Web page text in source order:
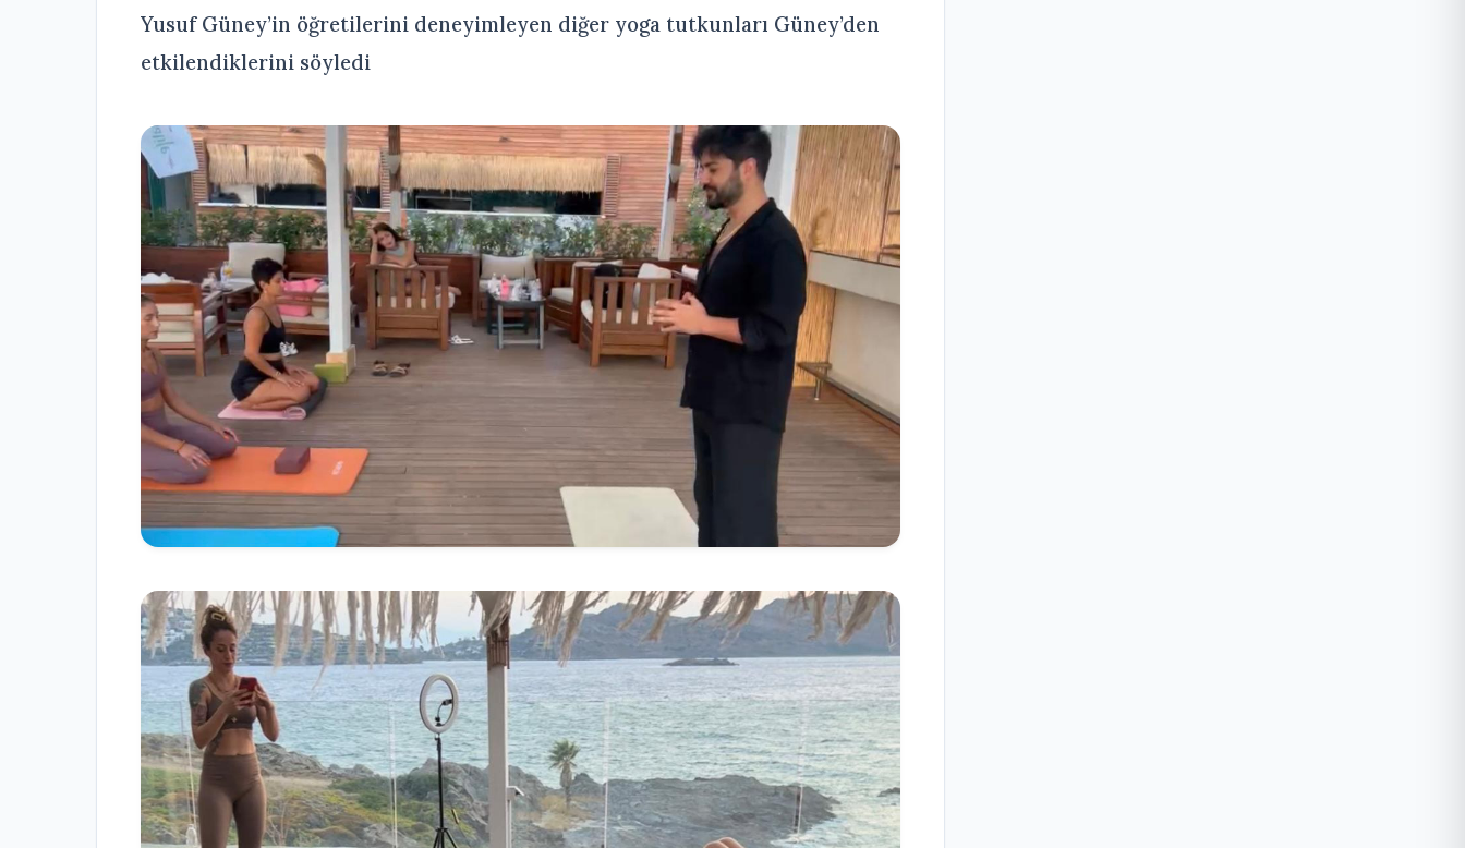
Yusuf Güney’in öğretilerini deneyimleyen diğer yoga tutkunları Güney’den
etkilendiklerini söyledi